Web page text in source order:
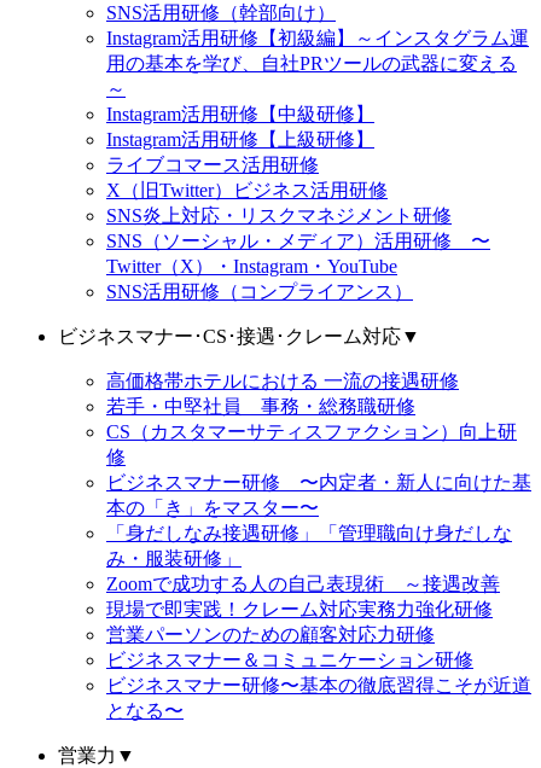
SNS活用研修（幹部向け）
Instagram活用研修【初級編】～インスタグラム運
用の基本を学び、自社PRツールの武器に変える
～
Instagram活用研修【中級研修】
Instagram活用研修【上級研修】
ライブコマース活用研修
X（旧Twitter）ビジネス活用研修
SNS炎上対応・リスクマネジメント研修
SNS（ソーシャル・メディア）活用研修 〜
Twitter（X）・Instagram・YouTube
SNS活用研修（コンプライアンス）
ビジネスマナー･CS･接遇･クレーム対応▼
高価格帯ホテルにおける 一流の接遇研修
若手・中堅社員 事務・総務職研修
CS（カスタマーサティスファクション）向上研
修
ビジネスマナー研修 〜内定者・新人に向けた基
本の「き」をマスター〜
「身だしなみ接遇研修」「管理職向け身だしな
み・服装研修」
Zoomで成功する人の自己表現術 ～接遇改善
現場で即実践！クレーム対応実務力強化研修
営業パーソンのための顧客対応力研修
ビジネスマナー＆コミュニケーション研修
ビジネスマナー研修〜基本の徹底習得こそが近道
となる〜
営業力 ▼